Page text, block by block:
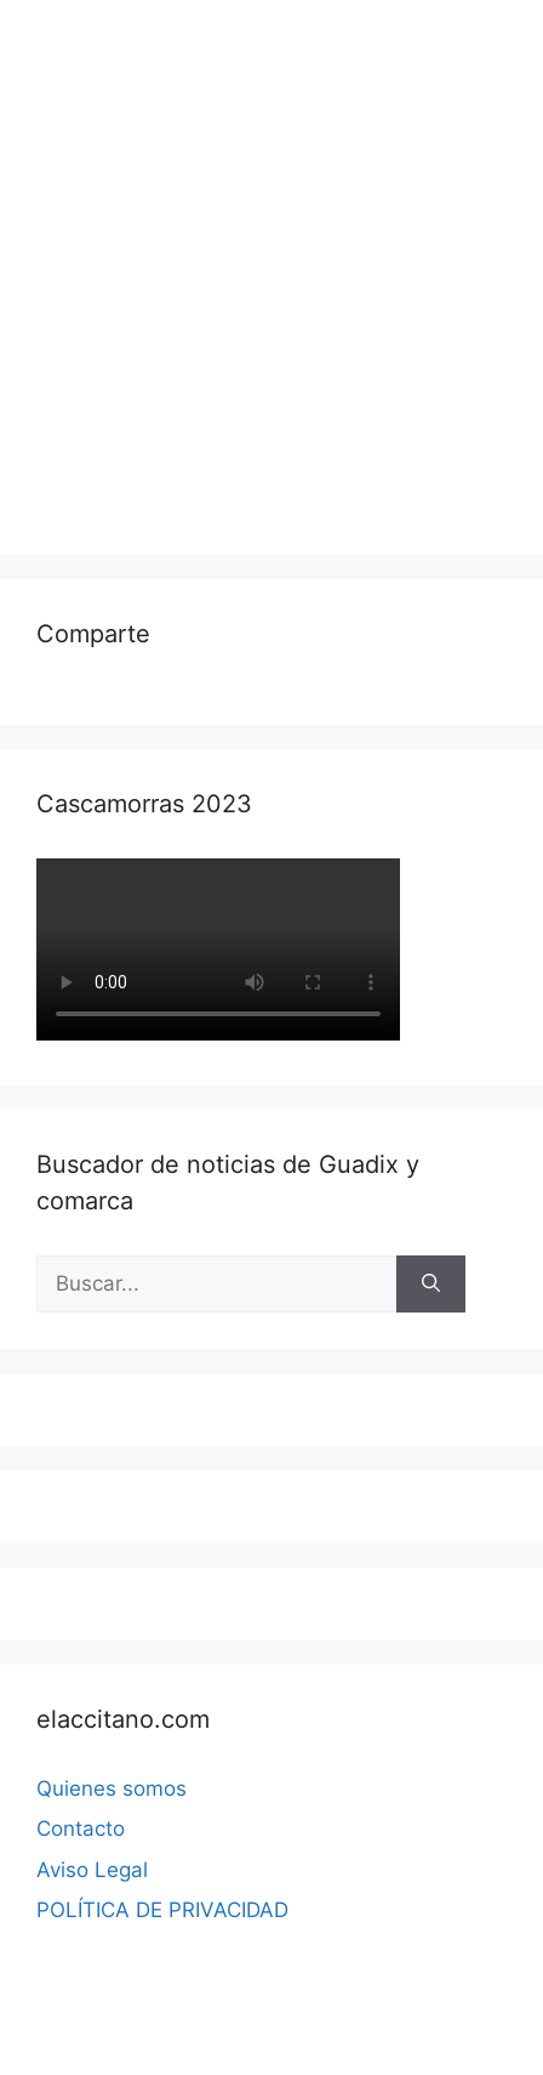
Comparte
Cascamorras 2023
Buscador de noticias de Guadix y
comarca
elaccitano.com
Quienes somos
Contacto
Aviso Legal
POLÍTICA DE PRIVACIDAD